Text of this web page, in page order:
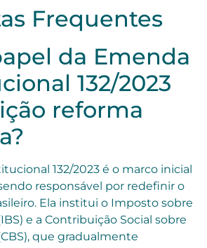
Frequentes
da Emenda
132/2023
reforma
132/2023 é o marco inicial
responsável por redefinir o
Ela institui o Imposto sobre
e a Contribuição Social sobre
que gradualmente